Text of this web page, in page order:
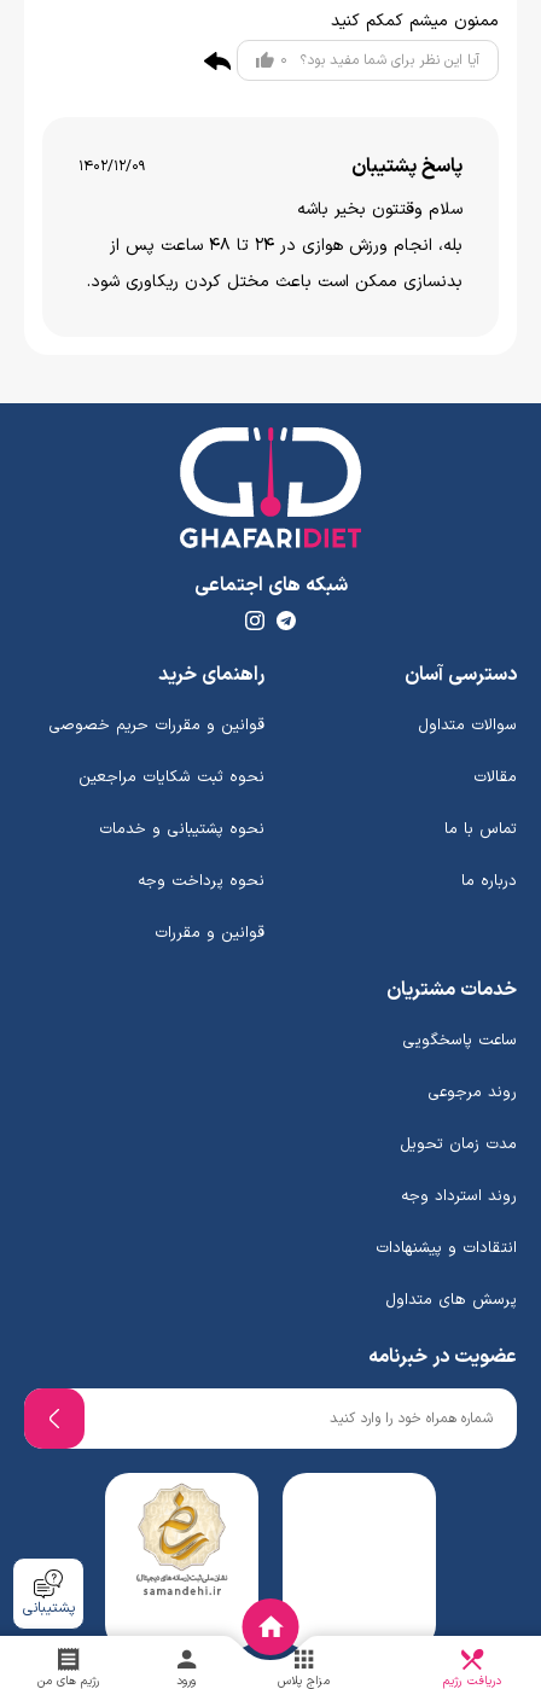
ممنون میشم کمکم کنید
آیا این نظر برای شما مفید بود؟ 0
پاسخ پشتیبان 1402/12/09
سلام وقتتون بخیر باشه
بله، انجام ورزش هوازی در 24 تا 48 ساعت پس از
بدنسازی ممکن است باعث مختل کردن ریکاوری شود.
شبکه های اجتماعی
دسترسی آسان
سوالات متداول
مقالات
تماس با ما
درباره ما
راهنمای خرید
قوانین و مقررات حریم خصوصی
نحوه ثبت شکایات مراجعین
نحوه پشتیبانی و خدمات
نحوه پرداخت وجه
قوانین و مقررات
خدمات مشتریان
ساعت پاسخگویی
روند مرجوعی
مدت زمان تحویل
روند استرداد وجه
انتقادات و پیشنهادات
پرسش های متداول
عضویت در خبرنامه
پشتیبانی
دریافت رژیم مزاج پلاس ورود رژیم های من